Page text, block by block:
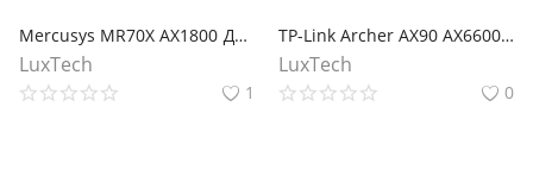
Mercusys MR70X AX1800 Двухдиапазонный гигабитный беспроводной маршрутизатор Wi-Fi 6
LuxTech
1
TP-Link Archer AX90 AX6600 Трёхдиапазонный гигабитный Wi‑Fi 6 роутер
LuxTech
0